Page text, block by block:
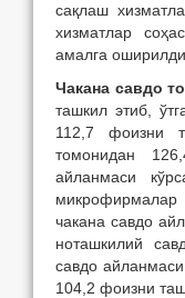
сақлаш
хизматлар
амалга оширилди.
Чакана савдо
ташкил этиб,
112,7 фоизни
томонидан
айланмаси
чакана савдо
ноташкилий
савдо айланмаси
104,2 фоизни